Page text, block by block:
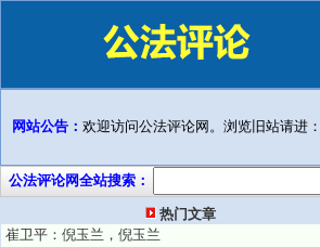
网站公告： 欢迎访问公法评论网。浏览旧站请进：
公法评论网全站搜索：
热门文章
崔卫平：倪玉兰，倪玉兰